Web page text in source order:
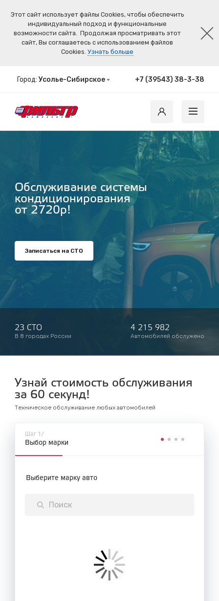
Этот сайт использует файлы Cookies, чтобы обеспечить
индивидуальный подход и функциональные
возможности сайта. Продолжая просматривать этот
сайт, Вы соглашаетесь с использованием файлов
Cookies. Узнать больше
Город:Усолье-Сибирское +7 (39543) 38-3-38
Обслуживание системы
кондиционирования
от 2720р!
Записаться на СТО
4 215 982
Автомобилей обслужено
23 СТО
В 8 городах России
Узнай стоимость обслуживания
за 60 секунд!
Техническое обслуживание любых автомобилей
Шаг 1/
Выбор марки
Выберите марку авто